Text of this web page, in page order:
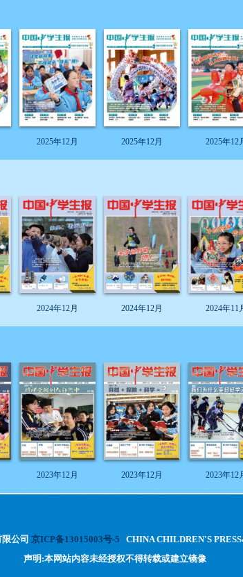
2025年12月 2025年12月 2025年12
2024年12月 2024年12月 2024年11
2023年12月 2023年12月 2023年12
公司 京ICP备13015003号-5 CHINA CHILDREN'S
声明:本网站内容未经授权不得转载或建立镜像